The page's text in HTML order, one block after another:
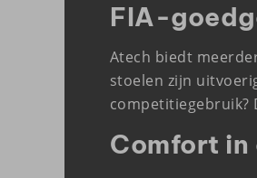
FIA-
Atech biedt
stoelen zijn
competitiegebruik?
Comfort in